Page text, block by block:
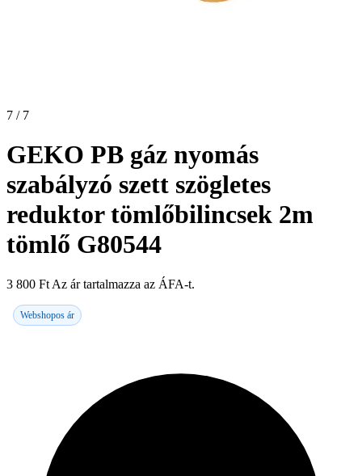
7 / 7
GEKO PB gáz nyomás
szabályzó szett szögletes
reduktor tömlőbilincsek 2m
tömlő G80544
3 800 Ft Az ár tartalmazza az ÁFA-t.
Webshopos ár